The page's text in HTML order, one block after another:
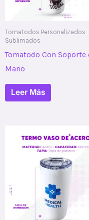
Tomatodos Personalizados
Sublimados
Tomatodo Con Soporte
Mano
Leer Más